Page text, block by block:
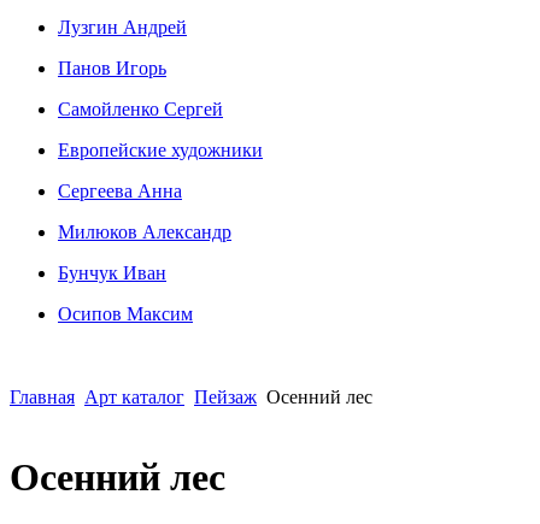
Лузгин Андрей
Панов Игорь
Сaмoйленко Сергей
Европейские художники
Сергеева Анна
Милюков Александр
Бунчук Иван
Осипoв Максим
Главная Арт каталог Пейзаж Осенний лес
Осенний лес